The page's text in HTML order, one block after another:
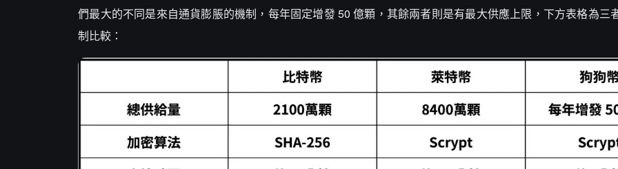
們最大的不同是來自通貨膨脹的機制，每年固定增發 50 億顆，其餘兩者則是有最大供應上限，下方表格為三
制比較：